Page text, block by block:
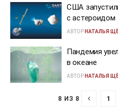
США
с астероидом
АВТОР НАТАЛЬЯ
Пандемия
в океане
АВТОР НАТАЛЬЯ
8 ИЗ 8 1